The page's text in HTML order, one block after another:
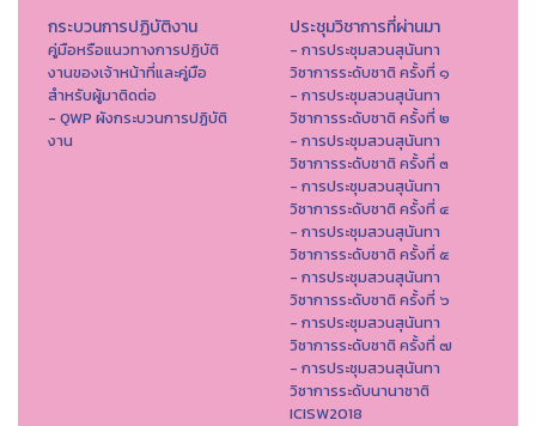
กระบวนการปฏิบัติงาน
คู่มือหรือแนวทางการปฏิบัติ
งานของเจ้าหน้าที่และคู่มือ
สำหรับผู้มาติดต่อ
- QWP ผังกระบวนการปฏิบัติ
งาน
ประชุมวิชาการที่ผ่านมา
- การประชุมสวนสุนันทา
วิชาการระดับชาติ ครั้งที่ ๑
- การประชุมสวนสุนันทา
วิชาการระดับชาติ ครั้งที่ ๒
- การประชุมสวนสุนันทา
วิชาการระดับชาติ ครั้งที่ ๓
- การประชุมสวนสุนันทา
วิชาการระดับชาติ ครั้งที่ ๔
- การประชุมสวนสุนันทา
วิชาการระดับชาติ ครั้งที่ ๕
- การประชุมสวนสุนันทา
วิชาการระดับชาติ ครั้งที่ ๖
- การประชุมสวนสุนันทา
วิชาการระดับชาติ ครั้งที่ ๗
- การประชุมสวนสุนันทา
วิชาการระดับนานาชาติ
ICISW2018